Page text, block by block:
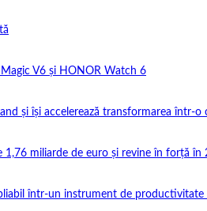
V6 și HONOR Watch 6
și își accelerează transformarea într-o
miliarde de euro și revine în forță în
într-un instrument de productivitate